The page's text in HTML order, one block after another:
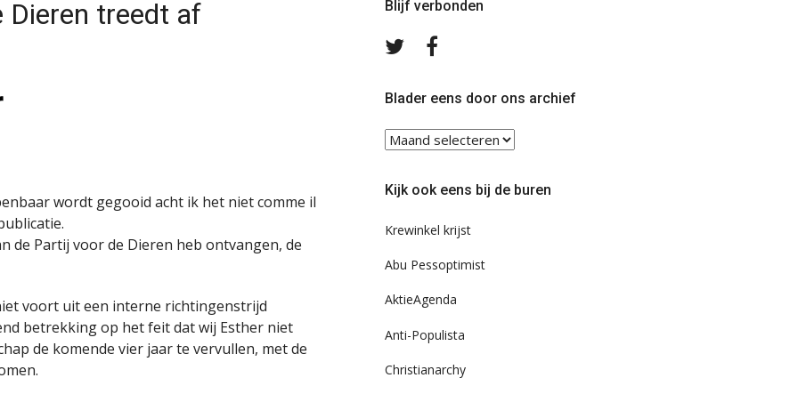
treedt af
wordt gegooid acht ik het niet comme il
de Partij voor de Dieren heb ontvangen, de
voort uit een interne richtingenstrijd
betrekking op het feit dat wij Esther niet
de komende vier jaar te vervullen, met de
Blijf verbonden
Volg
TwitterFacebook
Blader eens door ons archief
Blader
eens
ons
Kijk ook eens bij de buren
Krewinkel krijst
Abu Pessoptimist
AktieAgenda
Anti-Populista
Christianarchy